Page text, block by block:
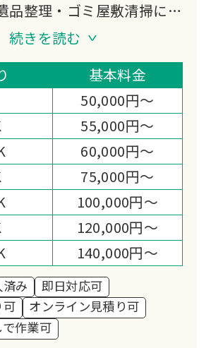
品整理・ゴミ屋敷清掃に対
のご供養と風水による空間
よる完全消臭とATP検査で
除菌力が強みです。
続きを読む
基本料金
50,000円～
55,000円～
60,000円～
75,000円～
100,000円～
120,000円～
140,000円～
み
即日対応可
可
オンライン見積り可
作業可